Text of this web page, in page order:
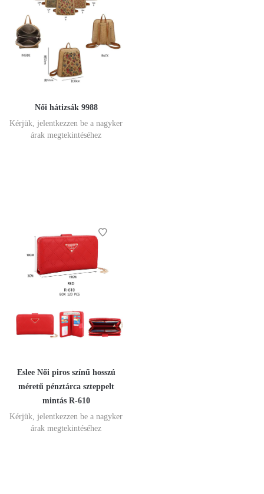
Női hátizsák 9988
Kérjük, jelentkezzen be a nagyker
árak megtekintéséhez
Eslee Női piros színű hosszú
méretű pénztárca szteppelt
mintás R-610
Kérjük, jelentkezzen be a nagyker
árak megtekintéséhez